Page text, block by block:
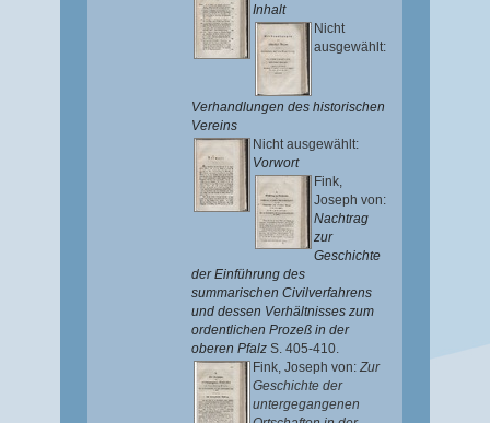
Inhalt
Nicht
ausgewählt:
Verhandlungen des historischen
Vereins
Nicht ausgewählt:
Vorwort
Fink,
Joseph von:
Nachtrag
zur
Geschichte
der Einführung des
summarischen Civilverfahrens
und dessen Verhältnisses zum
ordentlichen Prozeß in der
oberen Pfalz S. 405-410.
Fink, Joseph von: Zur
Geschichte der
untergegangenen